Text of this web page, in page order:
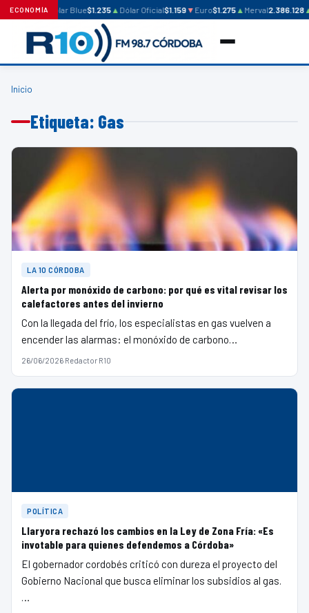
ECONOMÍADólar Blue$1.235▲ Dólar Oficial$1.159▼Euro$1.275▲ Merval2.386.128
Inicio
Etiqueta: Gas
LA 10 CÓRDOBA
Alerta por monóxido de carbono: por qué es vital revisar los
calefactores antes del invierno
Con la llegada del frío, los especialistas en gas vuelven a
encender las alarmas: el monóxido de carbono…
26/06/2026·Redactor R10
POLÍTICA
Llaryora rechazó los cambios en la Ley de Zona Fría: «Es
invotable para quienes defendemos a Córdoba»
El gobernador cordobés criticó con dureza el proyecto del
Gobierno Nacional que busca eliminar los subsidios al gas.
…